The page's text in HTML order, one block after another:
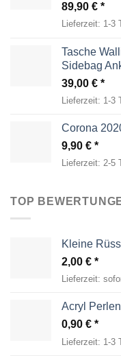
89,90 €
Lieferzeit: 1-3
Tasche
Sidebag
39,00 €
Lieferzeit: 1-3
Corona
9,90 €
Lieferzeit: 2-5
TOP
Kleine
2,00 €
Lieferzeit:
Acryl
0,90 €
Lieferzeit: 1-3